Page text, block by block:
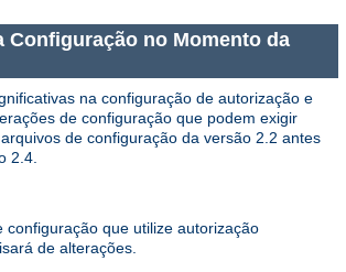
Configuração no Momento da
na configuração de autorização e
de configuração que podem exigir
de configuração da versão 2.2 antes
2.4.
configuração que utilize autorização
de alterações.